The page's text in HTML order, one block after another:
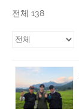
전체 138